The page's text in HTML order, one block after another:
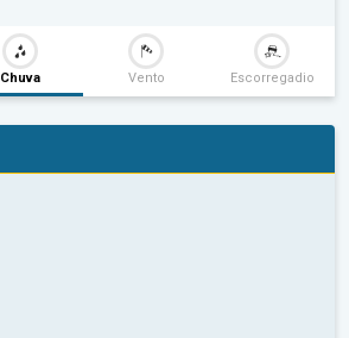
Chuva Vento Escorregadio